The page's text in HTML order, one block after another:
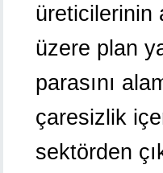
üreticilerinin
üzere plan
parasını
çaresizlik
sektörden